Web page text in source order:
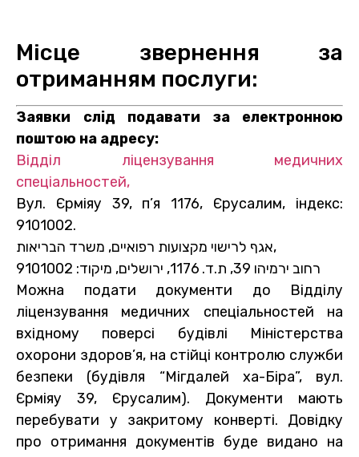
Місце звернення за
отриманням послуги:
Заявки слід подавати за електронною
поштою на адресу:
Відділ ліцензування медичних
спеціальностей,
Вул. Єрміяу 39, п’я 1176, Єрусалим, індекс:
9101002.
אגף לרישוי מקצועות רפואיים, משרד הבריאות,
רחוב ירמיהו 39, ת.ד. 1176, ירושלים, מיקוד: 9101002
Можна подати документи до Відділу
ліцензування медичних спеціальностей на
вхідному поверсі будівлі Міністерства
охорони здоров’я, на стійці контролю служби
безпеки (будівля “Мігдалей ха-Біра”, вул.
Єрміяу 39, Єрусалим). Документи мають
перебувати у закритому конверті. Довідку
про отримання документів буде видано на